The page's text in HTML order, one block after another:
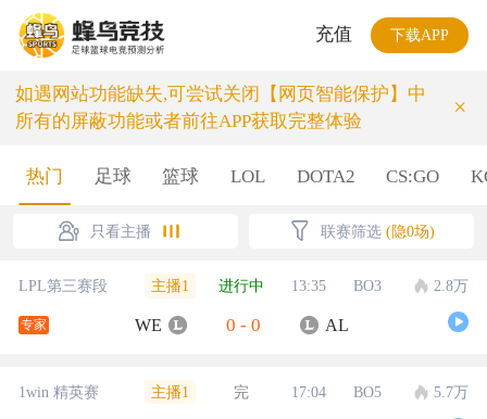
充值 下载APP
如遇网站功能缺失,可尝试关闭【网页智能保护】中
所有的屏蔽功能或者前往APP获取完整体验
×
热门 足球 篮球 LOL DOTA2 CS:GO
只看主播 联赛筛选 (隐0场)
LPL第三赛段 主播1 进行中 13:35 BO3 2.8万
专家 WE 0 - 0 AL
1win 精英赛 主播1 完 17:04 BO5 5.7万